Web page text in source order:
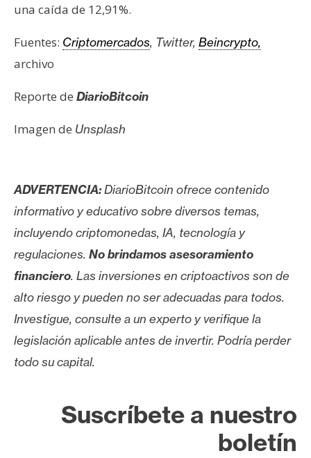
una caída de 12,91%.
Fuentes: Criptomercados, Twitter, Beincrypto,
archivo
Reporte de DiarioBitcoin
Imagen de Unsplash
ADVERTENCIA:DiarioBitcoin ofrece contenido
informativo y educativo sobre diversos temas,
incluyendo criptomonedas, IA, tecnología y
regulaciones. No brindamos asesoramiento
financiero. Las inversiones en criptoactivos son de
alto riesgo y pueden no ser adecuadas para todos.
Investigue, consulte a un experto y verifique la
legislación aplicable antes de invertir. Podría perder
todo su capital.
Suscríbete a nuestro
boletín